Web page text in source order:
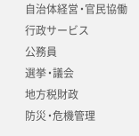
自治体経営・官民協働
行政サービス
公務員
選挙・議会
地方税財政
防災・危機管理